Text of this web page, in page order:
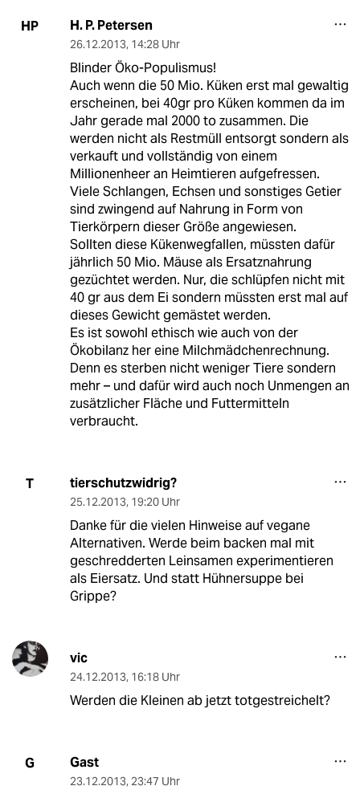
HP H. P. Petersen
26.12.2013, 14:28 Uhr
Blinder Öko-Populismus!
Auch wenn die 50 Mio. Küken erst mal gewaltig
erscheinen, bei 40gr pro Küken kommen da im
Jahr gerade mal 2000 to zusammen. Die
werden nicht als Restmüll entsorgt sondern als
verkauft und vollständig von einem
Millionenheer an Heimtieren aufgefressen.
Viele Schlangen, Echsen und sonstiges Getier
sind zwingend auf Nahrung in Form von
Tierkörpern dieser Größe angewiesen.
Sollten diese Kükenwegfallen, müssten dafür
jährlich 50 Mio. Mäuse als Ersatznahrung
gezüchtet werden. Nur, die schlüpfen nicht mit
40 gr aus dem Ei sondern müssten erst mal auf
dieses Gewicht gemästet werden.
Es ist sowohl ethisch wie auch von der
Ökobilanz her eine Milchmädchenrechnung.
Denn es sterben nicht weniger Tiere sondern
mehr – und dafür wird auch noch Unmengen an
zusätzlicher Fläche und Futtermitteln
verbraucht.
T tierschutzwidrig?
25.12.2013, 19:20 Uhr
Danke für die vielen Hinweise auf vegane
Alternativen. Werde beim backen mal mit
geschredderten Leinsamen experimentieren
als Eiersatz. Und statt Hühnersuppe bei
Grippe?
vic
24.12.2013, 16:18 Uhr
Werden die Kleinen ab jetzt totgestreichelt?
G Gast
23.12.2013, 23:47 Uhr